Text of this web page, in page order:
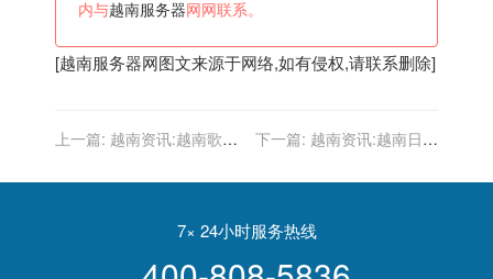
内与越南服务器 网网联系。
[越南服务器网图文来源于网络,如有侵权,请联系删除]
上一篇: 越南资讯:越南歌手
开口立马忘了原唱，太魔性
下一篇: 越南资讯:越南日增
有多地今起“封城”
7× 24小时服务热线